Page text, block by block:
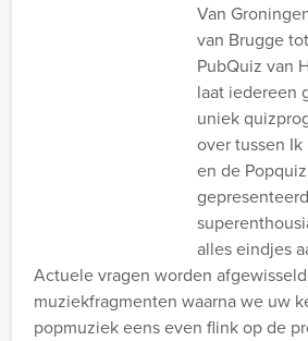
Van
van Brugge
PubQuiz van
laat iedereen
uniek
over tussen
en de
alles eindjes
Actuele vragen worden
muziekfragmenten waarna we uw
popmuziek eens even flink op de